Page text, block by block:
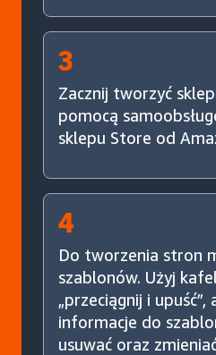
3
Zacznij tworzyć
pomocą
sklepu Store od
4
Do tworzenia stron
szablonów. Użyj
„przeciągnij i
informacje do
usuwać oraz